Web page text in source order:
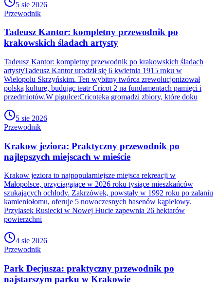
5 sie 2026
Przewodnik
Tadeusz Kantor: kompletny przewodnik po
krakowskich śladach artysty
Tadeusz Kantor: kompletny przewodnik po krakowskich śladach
artystyTadeusz Kantor urodził się 6 kwietnia 1915 roku w
Wielopolu Skrzyńskim. Ten wybitny twórca zrewolucjonizował
polską kulturę, budując teatr Cricot 2 na fundamentach pamięci i
przedmiotów.W pigułce:Cricoteka gromadzi zbiory, które doku
5 sie 2026
Przewodnik
Krakow jeziora: Praktyczny przewodnik po
najlepszych miejscach w mieście
Krakow jeziora to najpopularniejsze miejsca rekreacji w
Małopolsce, przyciągające w 2026 roku tysiące mieszkańców
szukających ochłody. Zakrzówek, powstały w 1992 roku po zalaniu
kamieniołomu, oferuje 5 nowoczesnych basenów kąpielowy.
Przylasek Rusiecki w Nowej Hucie zapewnia 26 hektarów
powierzchni
4 sie 2026
Przewodnik
Park Decjusza: praktyczny przewodnik po
najstarszym parku w Krakowie